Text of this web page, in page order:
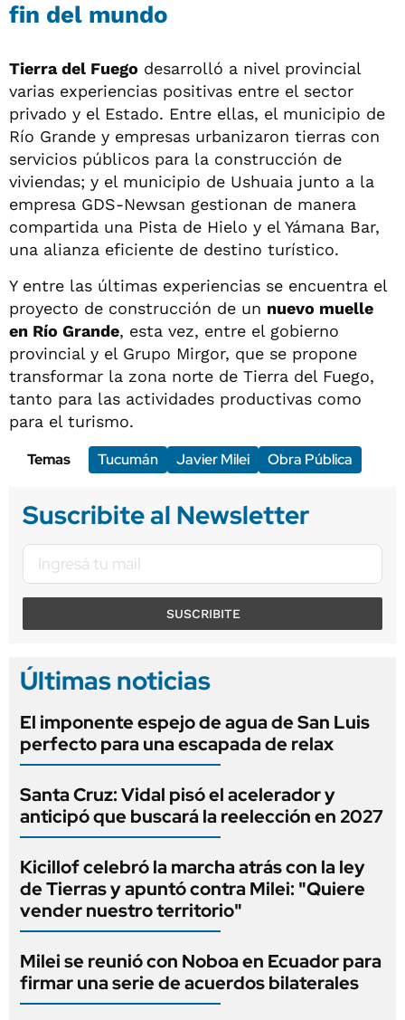
fin del mundo
Tierra del Fuego desarrolló a nivel provincial
varias experiencias positivas entre el sector
privado y el Estado. Entre ellas, el municipio de
Río Grande y empresas urbanizaron tierras con
servicios públicos para la construcción de
viviendas; y el municipio de Ushuaia junto a la
empresa GDS-Newsan gestionan de manera
compartida una Pista de Hielo y el Yámana Bar,
una alianza eficiente de destino turístico.
Y entre las últimas experiencias se encuentra el
proyecto de construcción de un nuevo muelle
en Río Grande, esta vez, entre el gobierno
provincial y el Grupo Mirgor, que se propone
transformar la zona norte de Tierra del Fuego,
tanto para las actividades productivas como
para el turismo.
Temas
Tucumán Javier Milei Obra Pública
Suscribite al Newsletter
SUSCRIBITE
Últimas noticias
El imponente espejo de agua de San Luis
perfecto para una escapada de relax
Santa Cruz: Vidal pisó el acelerador y
anticipó que buscará la reelección en 2027
Kicillof celebró la marcha atrás con la ley
de Tierras y apuntó contra Milei: "Quiere
vender nuestro territorio"
Milei se reunió con Noboa en Ecuador para
firmar una serie de acuerdos bilaterales